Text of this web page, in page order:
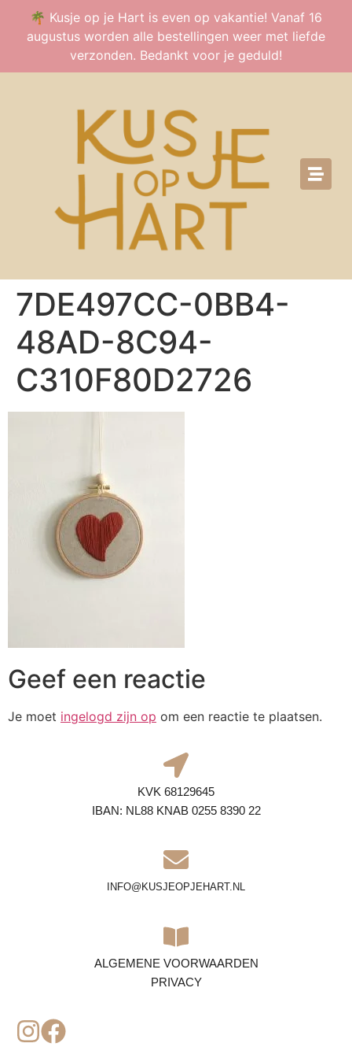
🌴 Kusje op je Hart is even op vakantie! Vanaf 16
augustus worden alle bestellingen weer met liefde
verzonden. Bedankt voor je geduld!
7DE497CC-0BB4-
48AD-8C94-
C310F80D2726
Geef een reactie
Je moet ingelogd zijn op om een reactie te plaatsen.
KVK 68129645
IBAN: NL88 KNAB 0255 8390 22
INFO@KUSJEOPJEHART.NL
ALGEMENE VOORWAARDEN
PRIVACY